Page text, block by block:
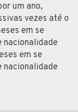
um ano,
vezes até o
em se
em se